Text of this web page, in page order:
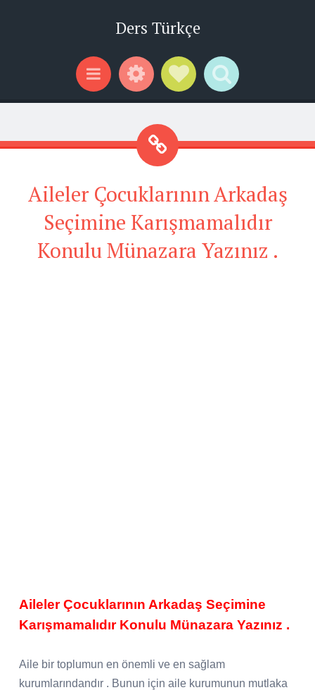
Ders Türkçe
Menu WidgetsSocial Links
Search
Aileler Çocuklarının Arkadaş
Seçimine Karışmamalıdır
Konulu Münazara Yazınız .
Aileler Çocuklarının Arkadaş Seçimine
Karışmamalıdır Konulu Münazara Yazınız .
Aile bir toplumun en önemli ve en sağlam
kurumlarındandır . Bunun için aile kurumunun mutlaka